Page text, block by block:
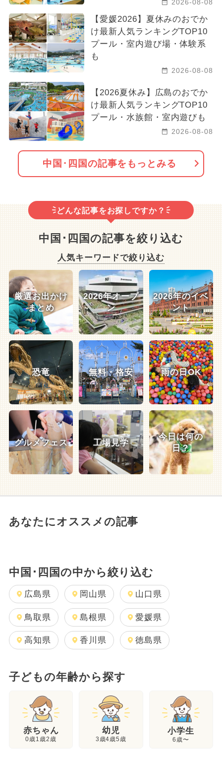
2026-08-08
【愛媛2026】夏休みのおでか
け最新人気ランキングTOP10
プール・室内遊び場・体験系
も
2026-08-08
【2026夏休み】広島のおでか
け最新人気ランキングTOP10
プール・水族館・室内遊びも
2026-08-08
中国･四国の記事をもっとみる
どんな記事をお探しですか？
中国･四国の記事を絞り込む
人気キーワードで絞り込む
厳選お出かけ
まとめ
2026年オープ
ン
2026年のイベ
ント
恐竜 無料・格安 雨の日OK
グルメフェス 工場見学
今日は何の
日？
あなたにオススメの記事
中国･四国の中から絞り込む
広島県 岡山県 山口県
鳥取県 島根県 愛媛県
高知県 香川県 徳島県
子どもの年齢から探す
赤ちゃん
0歳1歳2歳
幼児
3歳4歳5歳
小学生
6歳〜